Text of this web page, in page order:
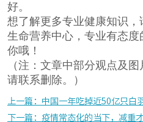
好。
想了解更多专业健康知识
生命营养中心，专业有态
你哦！
（注：文章中部分观点及
请联系删除。）